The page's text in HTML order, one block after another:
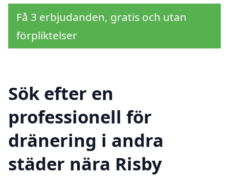
Få 3 erbjudanden, gratis och utan
förpliktelser
Sök efter en
professionell för
dränering i andra
städer nära Risby